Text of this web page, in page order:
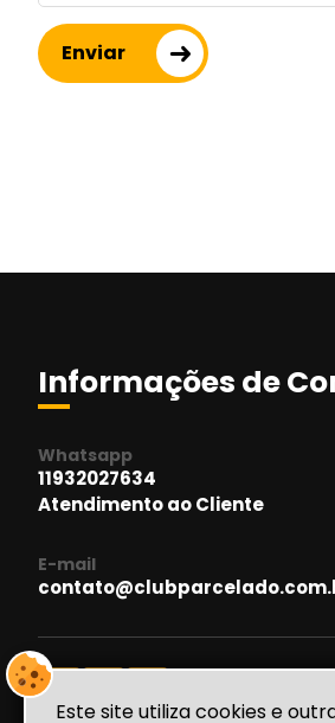
Informações de
Whatsapp
11932027634
Atendimento ao Cliente
E-mail
Este site utiliza cookies e